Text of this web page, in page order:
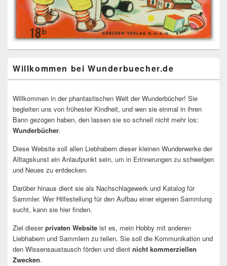
Willkommen bei Wunderbuecher.de
Willkommen in der phantastischen Welt der Wunderbücher! Sie
begleiten uns von frühester Kindheit, und wen sie einmal in ihren
Bann gezogen haben, den lassen sie so schnell nicht mehr los:
Wunderbücher.
Diese Website soll allen Liebhabern dieser kleinen Wunderwerke der
Alltagskunst ein Anlaufpunkt sein, um in Erinnerungen zu schwelgen
und Neues zu entdecken.
Darüber hinaus dient sie als Nachschlagewerk und Katalog für
Sammler. Wer Hilfestellung für den Aufbau einer eigenen Sammlung
sucht, kann sie hier finden.
Ziel dieserprivaten Website ist es, mein Hobby mit anderen
Liebhabern und Sammlern zu teilen. Sie soll die Kommunikation und
den Wissensaustausch förden und dient nicht kommerziellen
Zwecken.